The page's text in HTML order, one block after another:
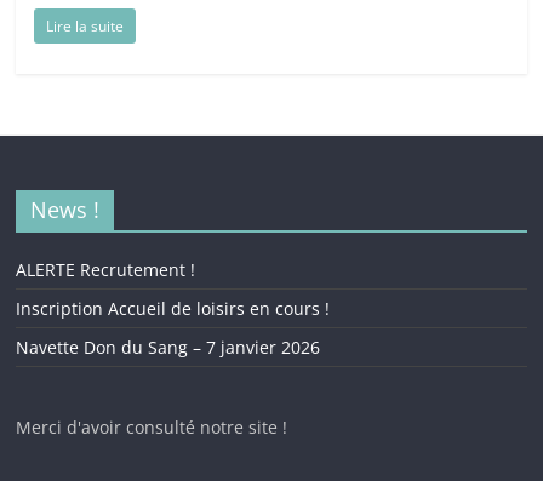
Lire la suite
News !
ALERTE Recrutement !
Inscription Accueil de loisirs en cours !
Navette Don du Sang – 7 janvier 2026
Merci d'avoir consulté notre site !